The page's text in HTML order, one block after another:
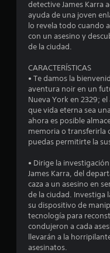
detective James Karra
ayuda de una joven
lo revela todo cuando
con un asesino y
de la ciudad.
CARACTERÍSTICAS
• Te damos la
aventura noir en un
Nueva York en 2329;
que vida eterna sea
ahora es posible
memoria o transferirla
puedas permitirte la
• Dirige la
James Karra, del
caza a un asesino en
de la ciudad. Investiga
su dispositivo de
tecnología para
condujeron a cada
llevarán a la
asesinatos.